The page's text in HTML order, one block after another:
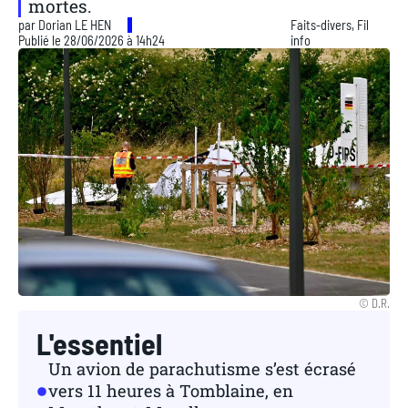
mortes.
par Dorian LE HEN
Publié le 28/06/2026 à 14h24
Faits-divers, Fil
info
© D.R.
L'essentiel
Un avion de parachutisme s’est écrasé
vers 11 heures à Tomblaine, en